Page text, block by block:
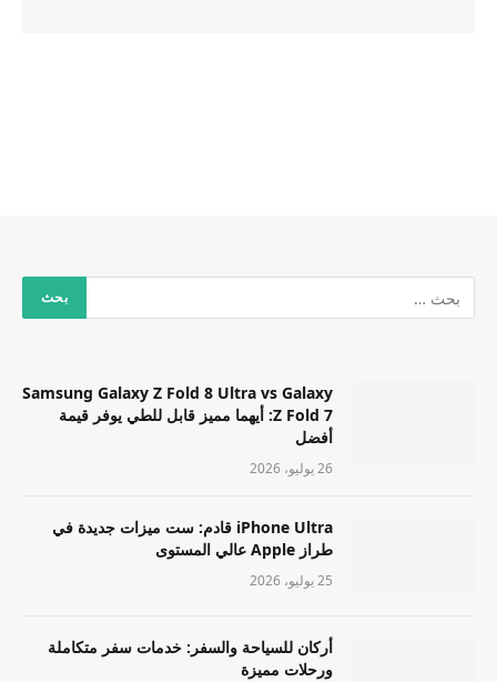
Samsung Galaxy Z Fold 8 Ultra vs Galaxy
Z Fold 7: أيهما مميز قابل للطي يوفر قيمة
أفضل
26 يوليو، 2026
iPhone Ultra قادم: ست ميزات جديدة في
طراز Apple عالي المستوى
25 يوليو، 2026
أركان للسياحة والسفر: خدمات سفر متكاملة
ورحلات مميزة